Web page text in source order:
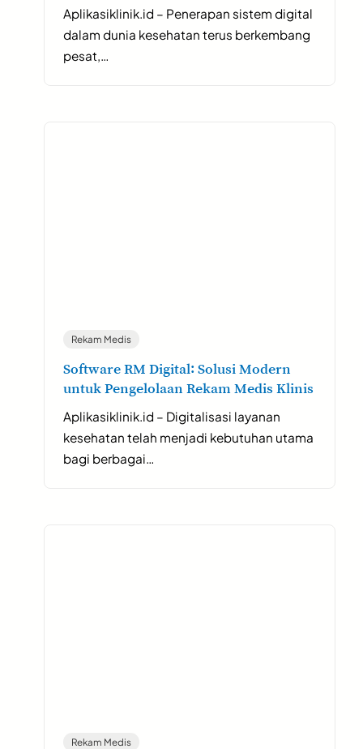
Aplikasiklinik.id – Penerapan sistem digital
dalam dunia kesehatan terus berkembang
pesat,…
Rekam Medis
Software RM Digital: Solusi Modern
untuk Pengelolaan Rekam Medis Klinis
Aplikasiklinik.id – Digitalisasi layanan
kesehatan telah menjadi kebutuhan utama
bagi berbagai…
Rekam Medis